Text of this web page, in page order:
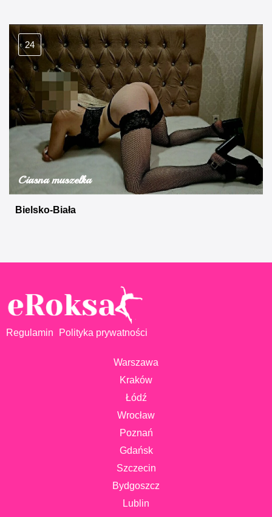
24
Ciasna muszelka
Bielsko-Biała
Regulamin Polityka prywatności
Warszawa
Kraków
Łódź
Wrocław
Poznań
Gdańsk
Szczecin
Bydgoszcz
Lublin